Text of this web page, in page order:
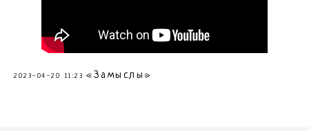
2023-04-20 11:23 «Замыслы»